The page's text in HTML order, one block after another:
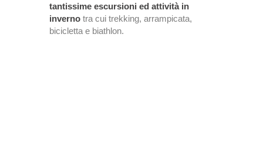
tantissime escursioni ed attività in
inverno tra cui trekking, arrampicata,
bicicletta e biathlon.